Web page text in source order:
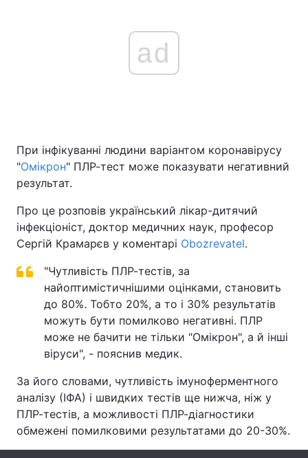
Головна
Україна Політика
Економіка
Спорт Наука
Лайт
Зброя Інциденти
Здоров'я Туризм
Цікавинки Погода
Екологія Регіони
Лонгріди
ad
При інфікуванні людини варіантом коронавірусу
"Омікрон" ПЛР-тест може показувати негативний
результат.
Про це розповів український лікар-дитячий
інфекціоніст, доктор медичних наук, професор
Сергій Крамарєв у коментарі Obozrevatel.
"Чутливість ПЛР-тестів, за
найоптимістичнішими оцінками, становить
до 80%. Тобто 20%, а то і 30% результатів
можуть бути помилково негативні. ПЛР
може не бачити не тільки "Омікрон", а й інші
віруси", - пояснив медик.
За його словами, чутливість імуноферментного
аналізу (ІФА) і швидких тестів ще нижча, ніж у
ПЛР-тестів, а можливості ПЛР-діагностики
обмежені помилковими результатами до 20-30%.